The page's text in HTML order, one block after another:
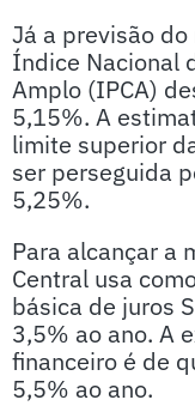
Já a previsão
Índice Nacional
Amplo (IPCA)
5,15%. A
limite superior
ser perseguida
5,25%.
Para alcançar a
Central usa
básica de juros
3,5% ao ano. A
financeiro é de
5,5% ao ano.